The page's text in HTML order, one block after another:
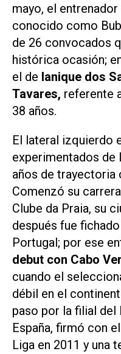
mayo, el
conocido como
de 26 convocados
histórica ocasión;
el de Ianique dos
Tavares, referente
38 años.
El lateral izquierdo
experimentados de
años de
Comenzó su
Clube da Praia, su
después fue
Portugal; por ese
debut con Cabo
cuando el
débil en el
paso por la filial del
España, firmó con
Liga en 2011 y una